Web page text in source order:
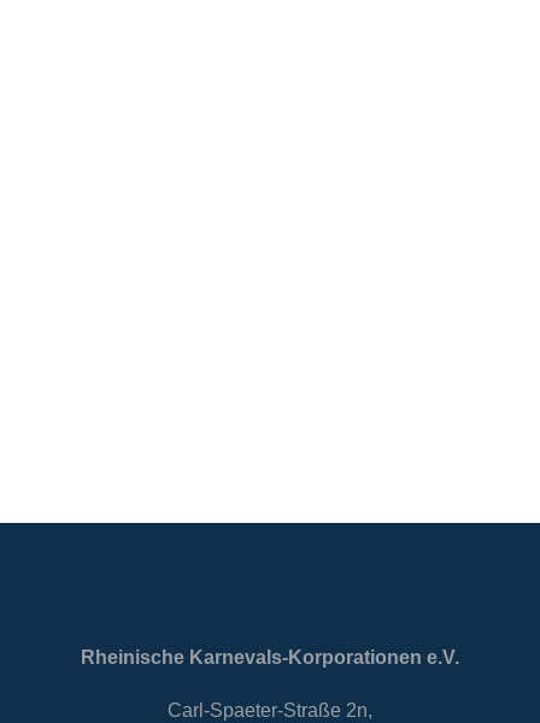
Rheinische Karnevals-Korporationen e.V.
Carl-Spaeter-Straße 2n,